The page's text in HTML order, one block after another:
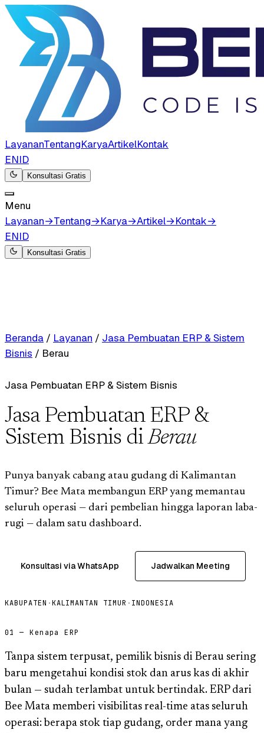
LayananTentangKaryaArtikelKontak
ENID
Konsultasi Gratis
Menu
Layanan→Tentang→Karya→Artikel→Kontak→
ENID
Konsultasi Gratis
Beranda / Layanan / Jasa Pembuatan ERP & Sistem
Bisnis / Berau
Jasa Pembuatan ERP & Sistem Bisnis
Jasa Pembuatan ERP &
Sistem Bisnis diBerau
Punya banyak cabang atau gudang di Kalimantan
Timur? Bee Mata membangun ERP yang memantau
seluruh operasi — dari pembelian hingga laporan laba-
rugi — dalam satu dashboard.
Konsultasi via WhatsApp Jadwalkan Meeting
KABUPATEN ·KALIMANTAN TIMUR · INDONESIA
01 — Kenapa ERP
Tanpa sistem terpusat, pemilik bisnis di Berau sering
baru mengetahui kondisi stok dan arus kas di akhir
bulan — sudah terlambat untuk bertindak. ERP dari
Bee Mata memberi visibilitas real-time atas seluruh
operasi: berapa stok tiap gudang, order mana yang